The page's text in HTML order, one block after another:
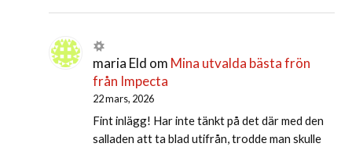
maria Eld om Mina utvalda bästa frön
från Impecta
22 mars, 2026
Fint inlägg! Har inte tänkt på det där med den
salladen att ta blad utifrån, trodde man skulle